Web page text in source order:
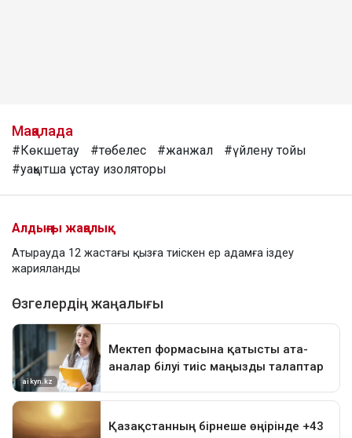
Мақалада
#Көкшетау #төбелес #жанжал
#үйлену тойы
#уақытша ұстау изоляторы
Алдыңғы жаңалық
Атырауда 12 жастағы қызға тиіскен ер адамға іздеу
жарияланды